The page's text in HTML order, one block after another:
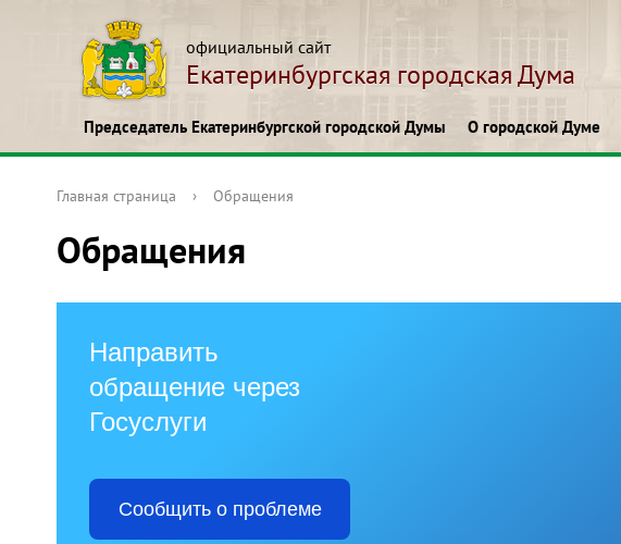
официальный сайт
Екатеринбургская городская Дума
Председатель Екатеринбургской городской Думы О городской Думе
Главная страница › Обращения
Обращения
Направить
обращение через
Госуслуги
Сообщить о проблеме